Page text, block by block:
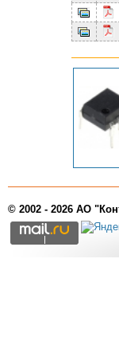
© 2002 - 2026 АО